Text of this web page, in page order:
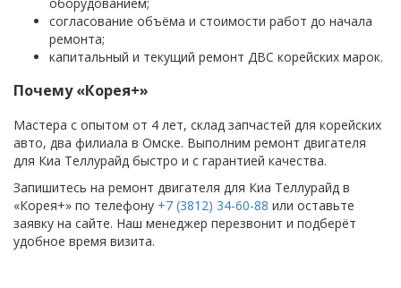
согласование объёма и стоимости работ до начала
ремонта;
капитальный и текущий ремонт ДВС корейских марок.
Почему «Корея+»
Мастера с опытом от 4 лет, склад запчастей для корейских
авто, два филиала в Омске. Выполним ремонт двигателя
для Киа Теллурайд быстро и с гарантией качества.
Запишитесь на ремонт двигателя для Киа Теллурайд в
«Корея+» по телефону +7 (3812) 34-60-88 или оставьте
заявку на сайте. Наш менеджер перезвонит и подберёт
удобное время визита.